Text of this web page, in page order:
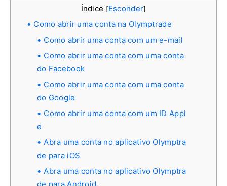
Índice [Esconder]
Como abrir uma conta na Olymptrade
Como abrir uma conta com um e-mail
Como abrir uma conta com uma conta
do Facebook
Como abrir uma conta com uma conta
do Google
Como abrir uma conta com um ID Appl
e
Abra uma conta no aplicativo Olymptra
de para iOS
Abra uma conta no aplicativo Olymptra
de para Android.